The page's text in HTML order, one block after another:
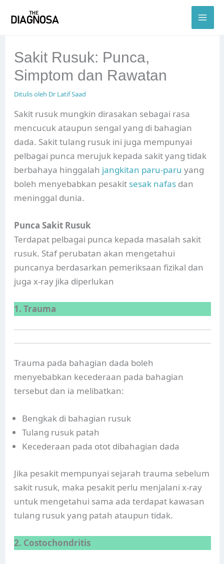
Sakit Rusuk: Punca,
Simptom dan Rawatan
Ditulis oleh Dr Latif Saad
Sakit rusuk mungkin dirasakan sebagai rasa
mencucuk ataupun sengal yang di bahagian
dada. Sakit tulang rusuk ini juga mempunyai
pelbagai punca merujuk kepada sakit yang tidak
berbahaya hinggalah jangkitan paru-paru yang
boleh menyebabkan pesakit sesak nafas dan
meninggal dunia.
Punca Sakit Rusuk
Terdapat pelbagai punca kepada masalah sakit
rusuk. Staf perubatan akan mengetahui
puncanya berdasarkan pemeriksaan fizikal dan
juga x-ray jika diperlukan
1. Trauma
Trauma pada bahagian dada boleh
menyebabkan kecederaan pada bahagian
tersebut dan ia melibatkan:
Bengkak di bahagian rusuk
Tulang rusuk patah
Kecederaan pada otot dibahagian dada
Jika pesakit mempunyai sejarah trauma sebelum
sakit rusuk, maka pesakit perlu menjalani x-ray
untuk mengetahui sama ada terdapat kawasan
tulang rusuk yang patah ataupun tidak.
2. Costochondritis